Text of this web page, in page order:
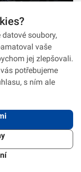
v souladu se zákonem
soubory,
vaše
jej zlepšovali.
potřebujeme
s ním ale